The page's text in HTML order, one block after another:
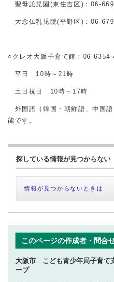
聖母託児園(東住吉区)：06-
大念仏乳児院(平野区)：06-
○クレオ大阪子育て館：
平日 10時～21時
土日祝日 10時～17時
外国語（韓国・朝鮮語、中国
能です。
探している情報が見つからない
情報が見つからないときは
このページの作成者・問合
大阪市 こども青少年局子育て
ープ